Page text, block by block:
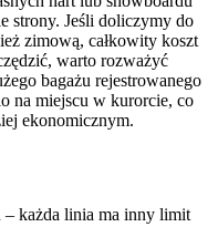
strony. Jeśli doliczymy do
zimową, całkowity koszt
warto rozważyć
bagażu rejestrowanego
na miejscu w kurorcie, co
ekonomicznym.
– każda linia ma inny limit